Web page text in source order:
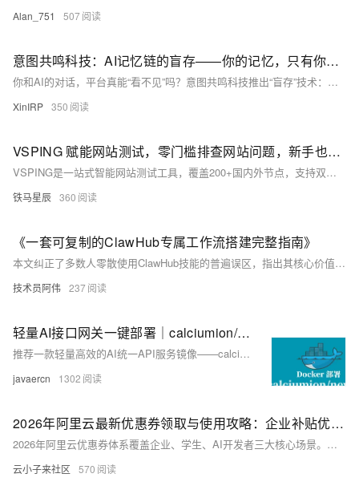
Alan_751 507
意图共鸣科技：AI记忆链的盲存——你的记忆，只有你能打开
你和AI的对话，平台真能“看不见”吗？意图共鸣科技推出“盲存”技术：数据本地加密后上传，密钥仅用户持有，云端仅存密文。平台变“数据保管员”，无法访问明文，隐私由架构保障而非承诺。用户完全掌控记忆——可查、可导、可删，跨设备同步同样安全。
XinIRP 350
VSPING 赋能网站测试，零门槛排查网站问题，新手也能轻松上手
VSPING是一站式智能网站测试工具，覆盖200+国内外节点，支持双端测速、全协议连通性、DNS及域名污染检测。无需技术基础，输入网址一键测试，可视化报告让结果一目了然，助您零门槛规避上线风险，保障访问流畅与口碑。（239字）
铁马星辰 360
《一套可复制的ClawHub专属工作流搭建完整指南》
本文纠正了多数人零散使用ClawHub技能的普遍误区，指出其核心价值并非单个工具的能力，而是作为生产力编排平台实现技能自由组合。作者基于两个月的深度实测与二十多个专属工作流的搭建经验，系统分享了任务原子化拆分、技能专一性匹配、统一中间数据格式、主从架构调度等核心方法，并以每日行业早报自动化工作流为例展示落地效果。文章最终提出，技能组合的终极意义是将个人经验固化为可重复执行的流程，实现生产力的指数级提升。
技术员阿伟 237
轻量AI接口网关一键部署｜calciumion/new-api Windows/Linux Docker 部署全教程
推荐一款轻量高效的AI统一API服务镜像——calciumion/new-api，无需复杂配置，依托Docker即可一键极速部署。本文完整讲解Windows、Linux全环境部署流程，全程复制命令就能操作，纯新手也能快速落地，看完直接上手私有AI接口网关搭建。
javaercn 1302
2026年阿里云最新优惠券领取与使用攻略：企业补贴优惠券、学生无门槛优惠券、百炼先用后返券
2026年阿里云优惠券体系覆盖企业、学生、AI开发者三大核心场景。企业用户可申请迁云补贴和出海扶持（最高10万元），需通过官网活动页或商务经理办理；高校学生完成认证即可领取300元无门槛券，有效期1年，适用于全量公共云产品；百炼大模型用户参与按量达标返券，满20返20、满100返100、满200返200，有效降低AI开发成本。此外还有AI焕新季满减礼包、618/双11阶梯满减等不定期推出的优惠券。善用阿里云优惠券，结合身份精准领券，可实现上云与AI创新成本最优。
云小子来社区 570